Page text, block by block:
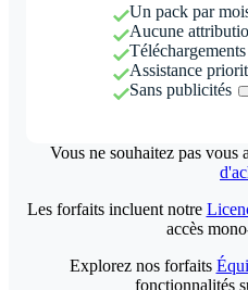
Un pack par
Aucune
Assistance
Sans publicités
Vous ne souhaitez pas vous
Les forfaits incluent notre
accès
Explorez nos forfaits
fonctionnalités